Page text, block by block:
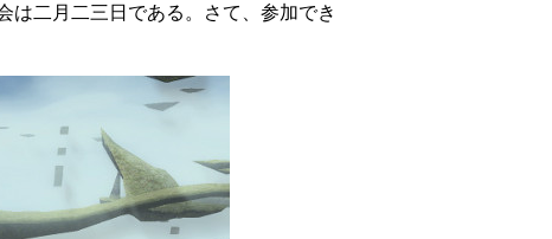
二月二三日である。さて、参加でき